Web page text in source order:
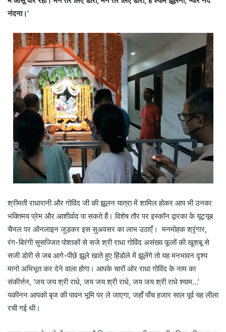
नंदना।’
श्रीमती राधारानी और गोविंद जी की झूलन यात्रा में शामिल होकर आप भी उनका
भक्तिमय प्रेम और आशीर्वाद पा सकते हैं। विशेष तौर पर इस्कॉन द्वारका के यूट्यूब
चैनल पर ऑनलाइन जुड़कर इस सुअवसर का लाभ उठाएँ। मनमोहक श्रृंगार,
रंग-बिरंगी सुसज्जित पोशाकों से सजे श्री राधा गोविंद असंख्य फूलों की खूशबू से
सजी डोरी से जब आगे-पीछे झूले खाते हुए हिंडोले में झूलेंगे तो यह मनभावन दृश्य
मानो अभिभूत कर देने वाला होगा। आपके चारों ओर राधा गोविंद के नाम का
संकीर्त्तन, ‘जय जय श्री राधे, जय जय श्री राधे, जय जय श्री राधे श्याम…’
यकीनन आपको बृज की पावन भूमि पर ले जाएगा, जहाँ पाँच हजार साल पूर्व यह लीला
रची गई थी।